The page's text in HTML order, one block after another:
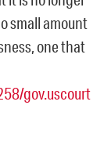
small amount
one that
gov.uscourt